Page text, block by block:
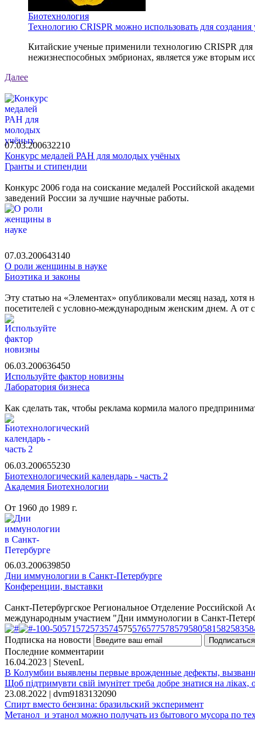
Биотехнология
Технологию CRISPR можно использовать для
Китайские ученые применили технологию CRISPR
нежизнеспособных эмбрионах, является уже вторым
Далее
07.03.200632210
Конкурс медалей РАН для молодых учёных
Гранты и стипендии
Конкурс 2006 года на соискание медалей Российской
заведений России за лучшие научные работы.
07.03.200643140
О роли женщины в науке
Биоэтика и законы
Эту статью на «Элементах» опубликовали месяц назад,
посетителей с условно-международным женским днем. А от
06.03.200636450
Используйте фактор новизны
Лаборатория бизнеса
Как сделать так, чтобы реклама кормила малого
06.03.200655230
Биотехнологический календарь - часть 2
Академия Биотехнологии
От 1960 до 1989 г.
06.03.200639850
Дни иммунологии в Санкт-Петербурге
Конференции, выставки
Санкт-Петербургское Региональное Отделение
международным участием "Дни иммунологии в Санкт-
-100-50571 572573574575576577578579580581 582583
Подписка на новости
Последние комментарии
16.04.2023 | StevenL
В Колумбии выявлены первые врожденные дефекты,
Щоб підтримувти свій імунітет треба добре знатися на
23.08.2022 | dvm9183132090
Спирт вместо бензина: бразильский эксперимент
Метанол и этанол можно получать из бытового мусора по